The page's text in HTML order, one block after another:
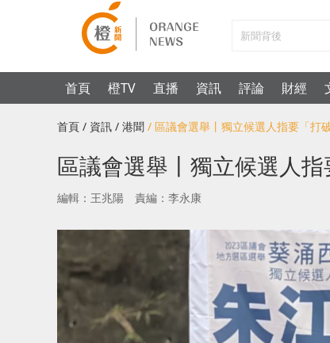
首頁 橙TV 直播 資訊 評論 財經
首頁 / 資訊 / 港聞 / 區議會選舉丨獨立候選人指要「
區議會選舉丨獨立候選人
編輯：王兆陽 責編：李永康